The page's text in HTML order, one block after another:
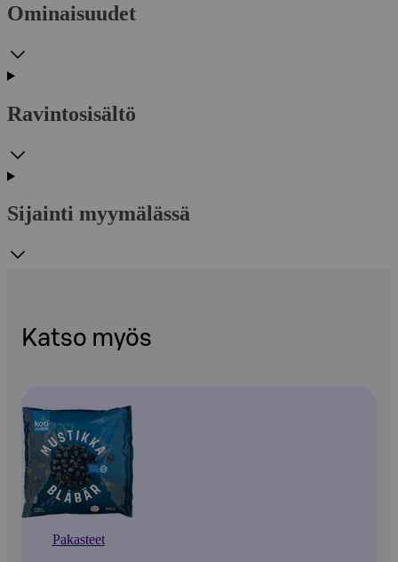
Ominaisuudet
Ravintosisältö
Sijainti myymälässä
Katso myös
Pakasteet